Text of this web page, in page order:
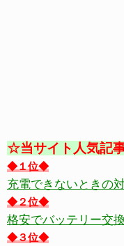
☆当サイト人気記
◆１位◆
充電できないときの
◆２位◆
格安でバッテリー交
◆３位◆